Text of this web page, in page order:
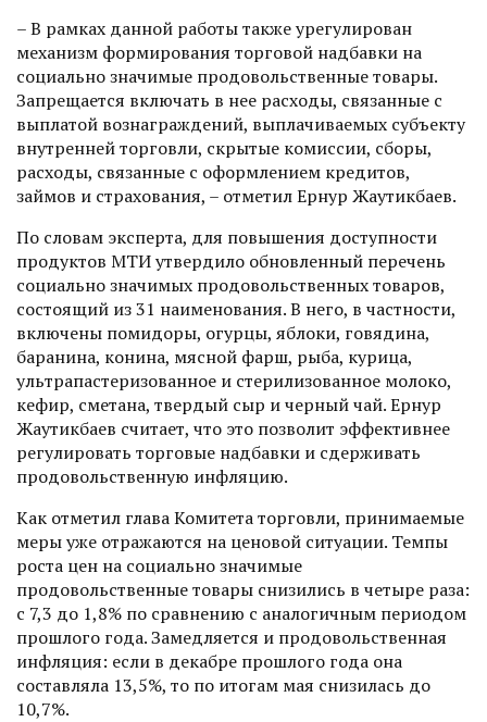
– В рамках данной работы также урегулирован
механизм формирования торговой надбавки на
социально значимые продовольст­венные товары.
Запрещается включать в нее расходы, связанные с
выплатой вознаграждений, выплачиваемых субъекту
внутренней торговли, скрытые комиссии, сборы,
расходы, связанные с оформлением кредитов,
займов и страхования, – отметил Ернур Жаутикбаев.
По словам эксперта, для повышения доступности
продуктов МТИ утвердило обновленный перечень
социально значимых продовольственных товаров,
состоя­щий из 31 наименования. В него, в частности,
включены помидоры, огурцы, яблоки, говядина,
баранина, конина, мясной фарш, рыба, курица,
ультрапастеризованное и стерилизованное молоко,
кефир, сметана, твердый сыр и черный чай. Ернур
Жаутикбаев считает, что это позволит эффективнее
регулировать торговые надбавки и сдерживать
продовольственную инфляцию.
Как отметил глава Комитета торговли, принимаемые
меры уже отражаются на ценовой ситуации. Темпы
роста цен на социально значимые
продовольственные товары снизились в четыре раза:
с 7,3 до 1,8% по сравнению с аналогичным периодом
прошлого года. Замедляется и продовольственная
инфляция: если в декабре прошлого года она
составляла 13,5%, то по итогам мая снизилась до
10,7%.